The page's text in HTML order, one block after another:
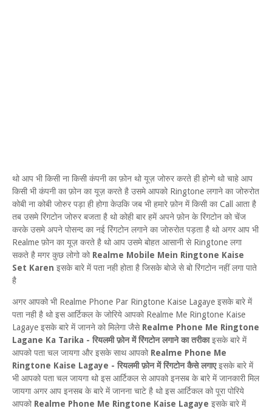
थो आप भी किसी ना किसी कंपनी का फ़ोन थो यूज़ जोरुर करते ही होन्गे थो चाहे आप
किसी भी कंपनी का फ़ोन का यूज़ करते है उसमे आपको Ringtone लगाने का जोरुरोत
कोबी ना कोबी जोरुर पड़ा ही होगा केउकि जब भी हमारे फ़ोन में किसी का Call आता है
तब उसमे रिंगटोन जोरुर बजता है थो कोही बार हमें अपने फ़ोन के रिंगटोन को चेंज
करके उसमे अपने पोसन्द का नई रिंगटोन लगाने का जोरुरोत पड़ता है थो अगर आप भी
Realme फ़ोन का यूज़ करते है थो आप उसमे बोहत आसानी से Ringtone लगा
सकते है मगर कुछ लोगो को Realme Mobile Mein Ringtone Kaise
Set Karen इसके बारे में पता नही होता है जिसके बोजे से बो रिंगटोन नहीं लगा पाते
है
अगर आपको भी Realme Phone Par Ringtone Kaise Lagaye इसके बारे में
पता नही है थो इस आर्टिकल के जोरिये आपको Realme Me Ringtone Kaise
Lagaye इसके बारे में जानने को मिलेगा जैसे Realme Phone Me Ringtone
Lagane Ka Tarika - रियलमी फ़ोन में रिंगटोन लगाने का तरीकाइसके बारे में
आपको पता चल जायगा और इसके साथ आपको Realme Phone Me
Ringtone Kaise Lagaye - रियलमी फ़ोन में रिंगटोन कैसे लगाएइसके बारे में
भी आपको पता चल जायगा थो इस आर्टिकल से आपको इनसब के बारे में जानकारी मिल
जायगा अगर आप इनसब के बारे में जानना चाटे है थो इस आर्टिकल को पूरा पोरिये
आपको Realme Phone Me Ringtone Kaise Lagaye इसके बारे में